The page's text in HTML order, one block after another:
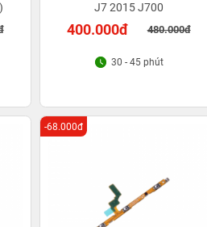
J7 2015 J700
400.000đ 480.000đ
30 - 45 phút
-68.000đ